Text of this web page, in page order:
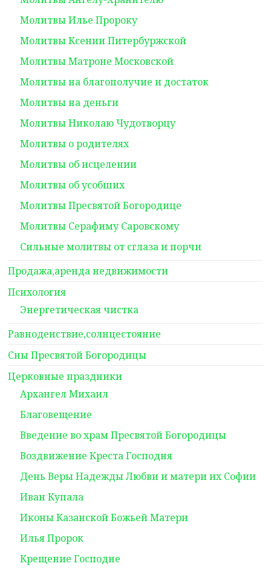
Молитвы Илье Пророку
Молитвы Ксении Питербуржской
Молитвы Матроне Московской
Молитвы на благополучие и достаток
Молитвы на деньги
Молитвы Николаю Чудотворцу
Молитвы о родителях
Молитвы об исцелении
Молитвы об усобших
Молитвы Пресвятой Богородице
Молитвы Серафиму Саровскому
Сильные молитвы от сглаза и порчи
Продажа,аренда недвижимости
Психология
Энергетическая чистка
Равноденствие,солнцестояние
Сны Пресвятой Богородицы
Церковные праздники
Архангел Михаил
Благовещение
Введение во храм Пресвятой Богородицы
Воздвижение Креста Господня
День Веры Надежды Любви и матери их Софии
Иван Купала
Иконы Казанской Божьей Матери
Илья Пророк
Крещение Господне